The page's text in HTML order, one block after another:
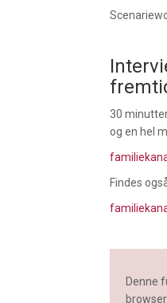
30
og en hel
Findes
Denne